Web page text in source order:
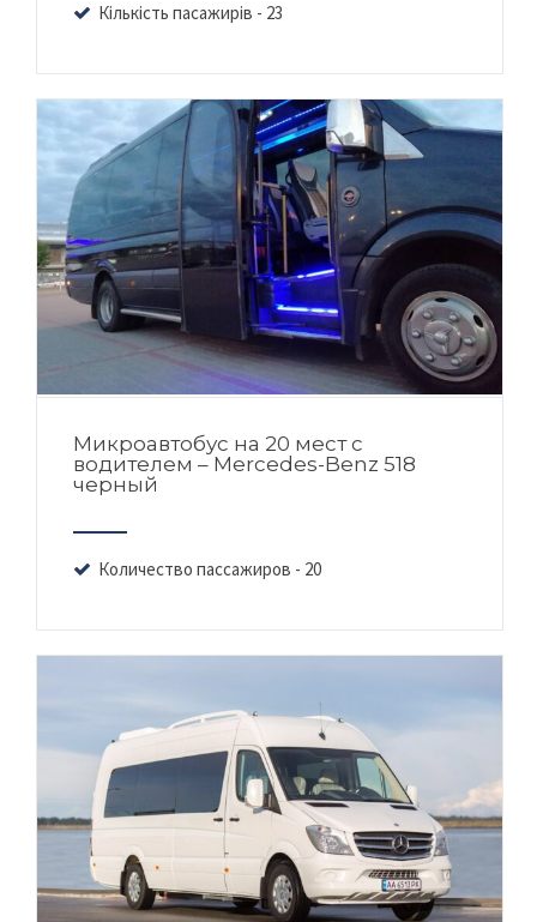
Кількість пасажирів - 23
Микроавтобус на 20 мест с
водителем – Mercedes-Benz 518
черный
Количество пассажиров - 20